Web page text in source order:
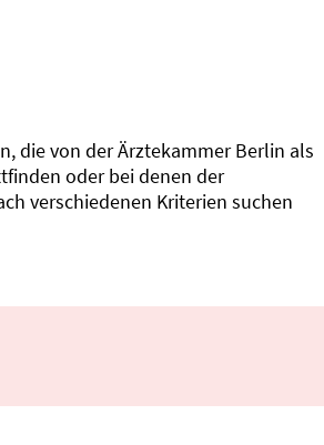
die von der Ärztekammer Berlin als
oder bei denen der
verschiedenen Kriterien suchen